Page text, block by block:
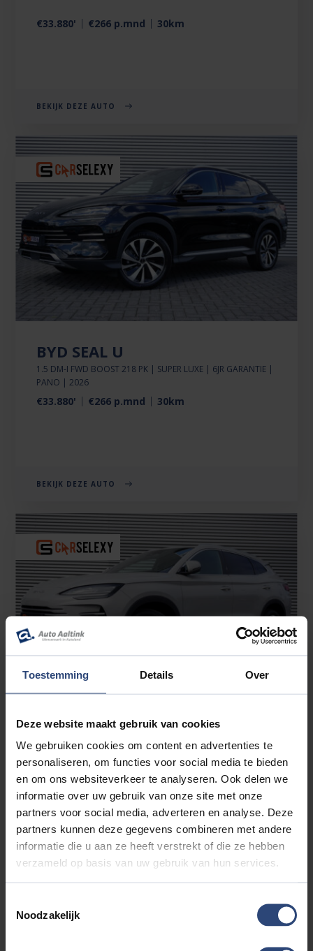
Toestemming Details Over
Deze website maakt gebruik van cookies
We gebruiken cookies om content en advertenties te
personaliseren, om functies voor social media te bieden
en om ons websiteverkeer te analyseren. Ook delen we
informatie over uw gebruik van onze site met onze
partners voor social media, adverteren en analyse. Deze
partners kunnen deze gegevens combineren met andere
informatie die u aan ze heeft verstrekt of die ze hebben
verzameld op basis van uw gebruik van hun services.
Noodzakelijk
€33.880' €266 p.mnd 30km
BEKIJK DEZE AUTO
BYD SEAL U
1.5 DM-I FWD BOOST 218 PK | SUPER LUXE | 6JR GARANTIE |
PANO | 2026
€33.880' €266 p.mnd 30km
BEKIJK DEZE AUTO
BYD SEAL U
1.5 DM-I FWD BOOST 218 PK | BRUIN INT. | 6JR GARANTIE |
MY26 | 2026
€33.880' €266 p.mnd 24km
BEKIJK DEZE AUTO